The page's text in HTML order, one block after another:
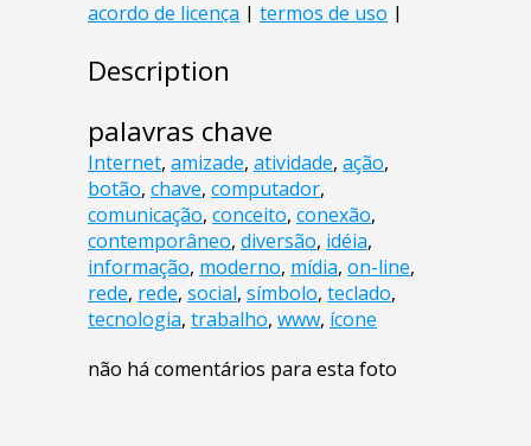
Description
palavras chave
Internet, amizade, atividade, ação,
botão, chave, computador,
comunicação, conceito, conexão,
contemporâneo, diversão, idéia,
informação, moderno, mídia, on-line,
rede, rede, social, símbolo, teclado,
tecnologia, trabalho, www, ícone
não há comentários para esta foto